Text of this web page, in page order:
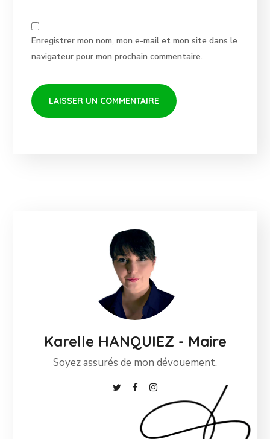
Enregistrer mon nom, mon e-mail et mon site dans le
navigateur pour mon prochain commentaire.
Karelle HANQUIEZ - Maire
Soyez assurés de mon dévouement.